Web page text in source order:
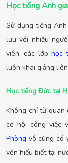
Học tiếng Anh
Sử dụng tiếng
lưu với nhiều
viên, các lớp học
luôn khai giảng
Học tiếng Đức tại
Không chỉ từ quan
cơ hội công việc
Phòng vô cùng có
vốn hiểu biết tại